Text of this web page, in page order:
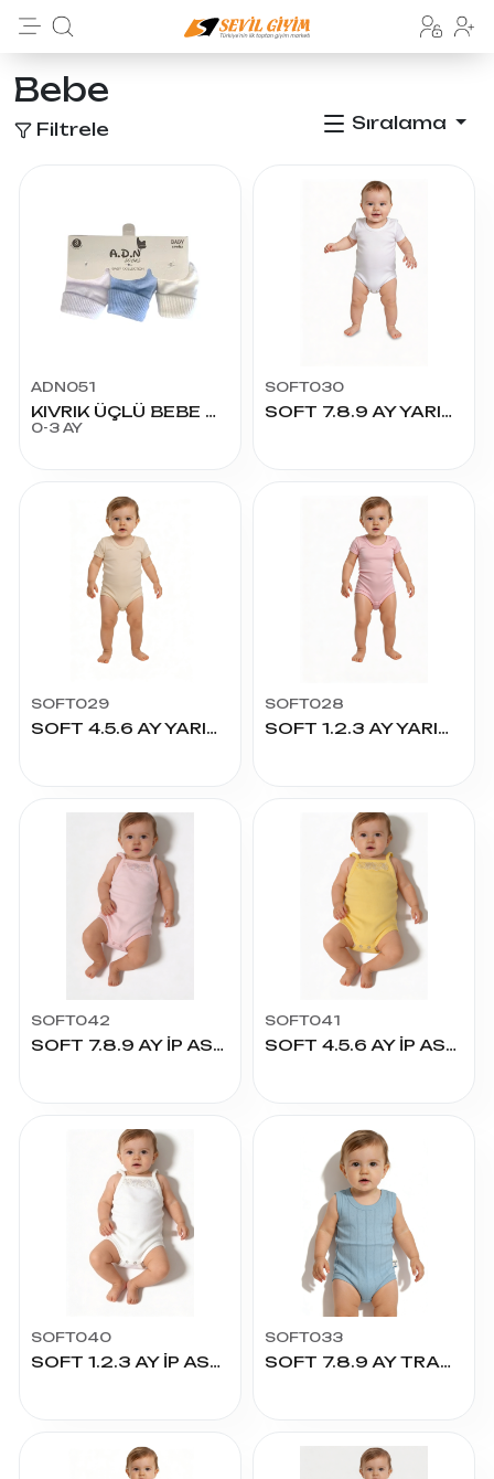
Bebe
Filtrele Sıralama
ADN051
KIVRIK ÜÇLÜ BEBE ÇORAP
0-3 AY
SOFT030
SOFT 7.8.9 AY YARIM KOL ÇITÇITLI
SOFT029
SOFT 4.5.6 AY YARIM KOL ÇITÇITLI
SOFT028
SOFT 1.2.3 AY YARIM KOL ÇITÇITLI
SOFT042
SOFT 7.8.9 AY İP ASKILI İŞLİ ÇITÇITLI
SOFT041
SOFT 4.5.6 AY İP ASKILI İŞLİ ÇITÇITLI
SOFT040
SOFT 1.2.3 AY İP ASKILI İŞLİ ÇITÇITLI
SOFT033
SOFT 7.8.9 AY TRANSFER RİBANA ÇITÇITLI